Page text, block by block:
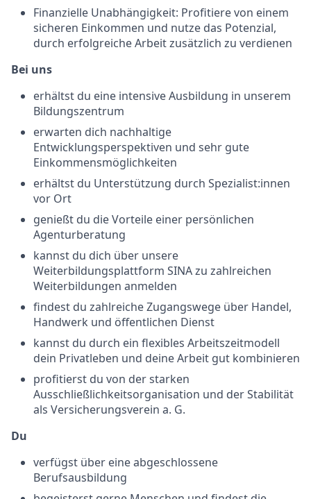
Finanzielle Unabhängigkeit: Profitiere von einem
sicheren Einkommen und nutze das Potenzial,
durch erfolgreiche Arbeit zusätzlich zu verdienen
Bei uns
erhältst du eine intensive Ausbildung in unserem
Bildungszentrum
erwarten dich nachhaltige
Entwicklungsperspektiven und sehr gute
Einkommensmöglichkeiten
erhältst du Unterstützung durch Spezialist:innen
vor Ort
genießt du die Vorteile einer persönlichen
Agenturberatung
kannst du dich über unsere
Weiterbildungsplattform SINA zu zahlreichen
Weiterbildungen anmelden
findest du zahlreiche Zugangswege über Handel,
Handwerk und öffentlichen Dienst
kannst du durch ein flexibles Arbeitszeitmodell
dein Privatleben und deine Arbeit gut kombinieren
profitierst du von der starken
Ausschließlichkeitsorganisation und der Stabilität
als Versicherungsverein a. G.
Du
verfügst über eine abgeschlossene
Berufsausbildung